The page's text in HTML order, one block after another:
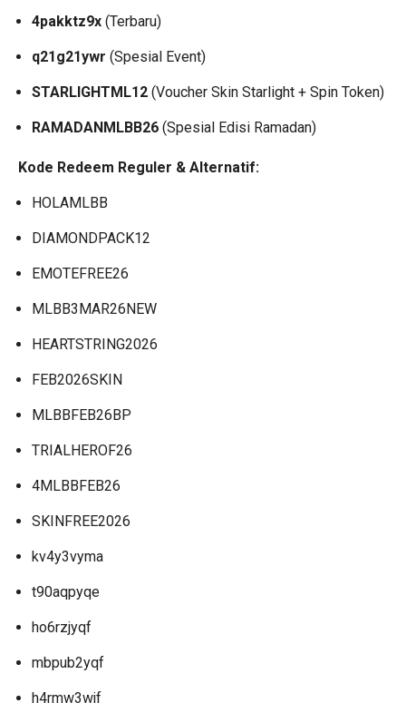
4pakktz9x (Terbaru)
q21g21ywr (Spesial Event)
STARLIGHTML12 (Voucher Skin Starlight + Spin Token)
RAMADANMLBB26 (Spesial Edisi Ramadan)
Kode Redeem Reguler & Alternatif:
HOLAMLBB
DIAMONDPACK12
EMOTEFREE26
MLBB3MAR26NEW
HEARTSTRING2026
FEB2026SKIN
MLBBFEB26BP
TRIALHEROF26
4MLBBFEB26
SKINFREE2026
kv4y3vyma
t90aqpyqe
ho6rzjyqf
mbpub2yqf
h4rmw3wjf